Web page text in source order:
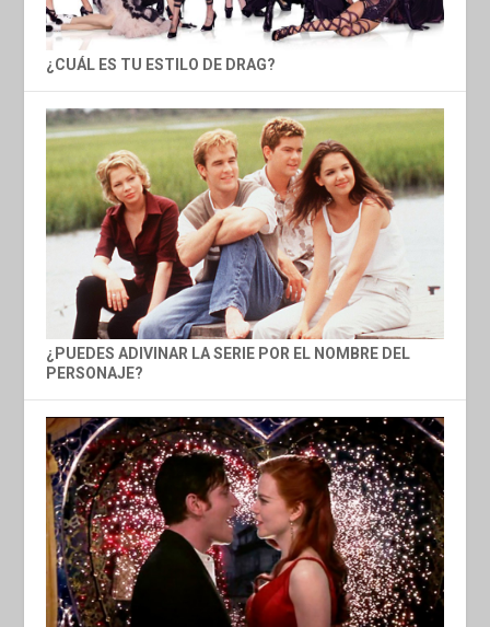
¿CUÁL ES TU ESTILO DE DRAG?
¿PUEDES ADIVINAR LA SERIE POR EL NOMBRE DEL
PERSONAJE?